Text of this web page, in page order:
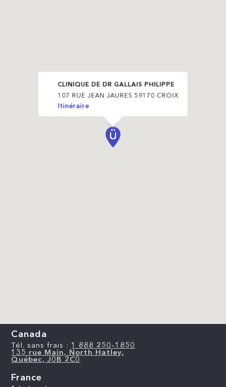
CLINIQUE DE DR GALLAIS PHILIPPE
107 RUE JEAN JAURES 59170 CROIX
Itinéraire
Canada
Tél. sans frais : 1 888 250-1850
135 rue Main, North Hatley,
Québec, J0B 2C0
France